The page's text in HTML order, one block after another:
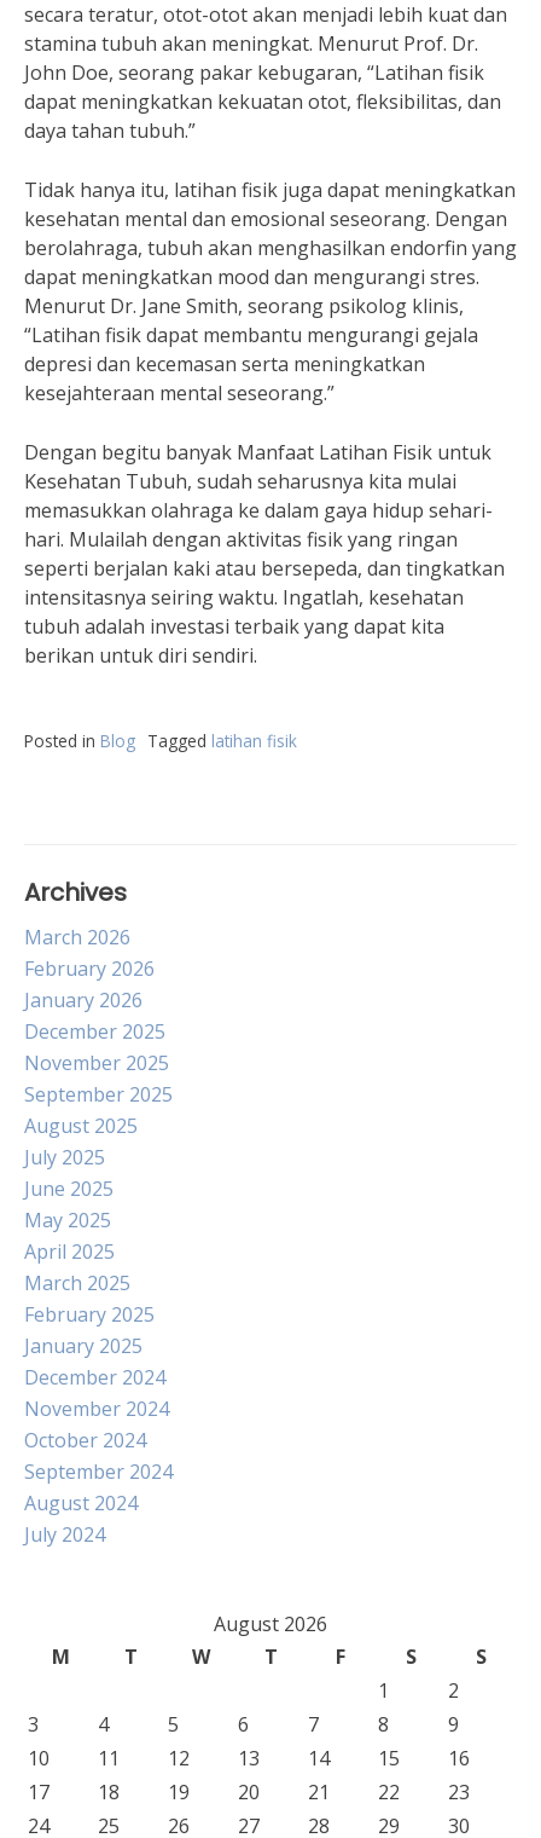
secara teratur, otot-otot akan menjadi lebih kuat dan
stamina tubuh akan meningkat. Menurut Prof. Dr.
John Doe, seorang pakar kebugaran, “Latihan fisik
dapat meningkatkan kekuatan otot, fleksibilitas, dan
daya tahan tubuh.”
Tidak hanya itu, latihan fisik juga dapat meningkatkan
kesehatan mental dan emosional seseorang. Dengan
berolahraga, tubuh akan menghasilkan endorfin yang
dapat meningkatkan mood dan mengurangi stres.
Menurut Dr. Jane Smith, seorang psikolog klinis,
“Latihan fisik dapat membantu mengurangi gejala
depresi dan kecemasan serta meningkatkan
kesejahteraan mental seseorang.”
Dengan begitu banyak Manfaat Latihan Fisik untuk
Kesehatan Tubuh, sudah seharusnya kita mulai
memasukkan olahraga ke dalam gaya hidup sehari-
hari. Mulailah dengan aktivitas fisik yang ringan
seperti berjalan kaki atau bersepeda, dan tingkatkan
intensitasnya seiring waktu. Ingatlah, kesehatan
tubuh adalah investasi terbaik yang dapat kita
berikan untuk diri sendiri.
Posted in Blog Tagged latihan fisik
Archives
March 2026
February 2026
January 2026
December 2025
November 2025
September 2025
August 2025
July 2025
June 2025
May 2025
April 2025
March 2025
February 2025
January 2025
December 2024
November 2024
October 2024
September 2024
August 2024
July 2024
August 2026
M
T W T F S
S
1
2
3
4 5 6 7 8
9
10
11 12 13 14 15
16
17
18 19 20 21 22
23
24
25 26 27 28 29 30